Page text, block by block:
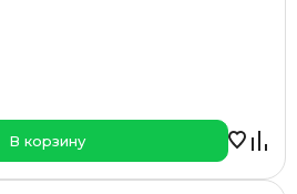
В корзину